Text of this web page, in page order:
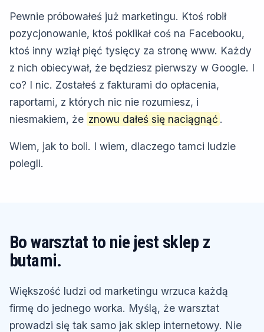
Pewnie próbowałeś już marketingu. Ktoś robił
pozycjonowanie, ktoś poklikał coś na Facebooku,
ktoś inny wziął pięć tysięcy za stronę www. Każdy
z nich obiecywał, że będziesz pierwszy w Google. I
co? I nic. Zostałeś z fakturami do opłacenia,
raportami, z których nic nie rozumiesz, i
niesmakiem, że znowu dałeś się naciągnąć .
Wiem, jak to boli. I wiem, dlaczego tamci ludzie
polegli.
Bo warsztat to nie jest sklep z
butami.
Większość ludzi od marketingu wrzuca każdą
firmę do jednego worka. Myślą, że warsztat
prowadzi się tak samo jak sklep internetowy. Nie